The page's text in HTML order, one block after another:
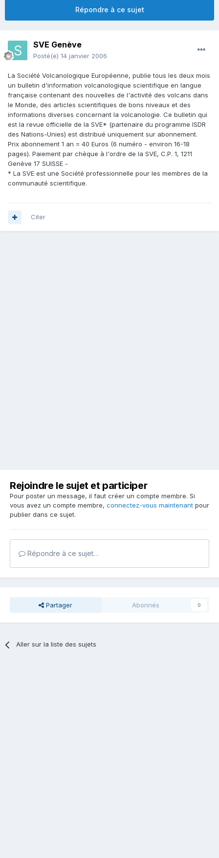
Répondre à ce sujet
SVE Genève
Posté(e) 14 janvier 2006
La Société Volcanologique Européenne, publie tous les deux mois
un bulletin d'information volcanologique scientifique en langue
française contenant des nouvelles de l'activité des volcans dans
le Monde, des articles scientifiques de bons niveaux et des
informations diverses concernant la volcanologie. Ce bulletin qui
est la revue officielle de la SVE* (partenaire du programme ISDR
des Nations-Unies) est distribué uniquement sur abonnement.
Prix abonnement 1 an = 40 Euros (6 numéro - environ 16-18
pages). Paiement par chèque à l'ordre de la SVE, C.P. 1, 1211
Genève 17 SUISSE -
* La SVE est une Société professionnelle pour les membres de la
communauté scientifique.
Citer
Rejoindre le sujet et participer
Pour poster un message, il faut créer un compte membre. Si
vous avez un compte membre, connectez-vous maintenant pour
publier dans ce sujet.
Répondre à ce sujet…
Partager Abonnés 0
Aller sur la liste des sujets